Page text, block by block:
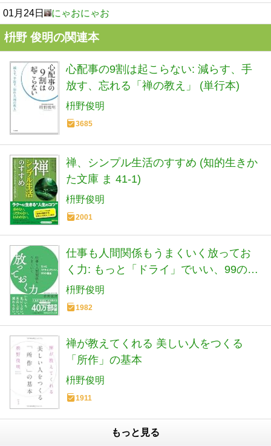
01月24日 にゃおにゃお
枡野 俊明の関連本
心配事の9割は起こらない: 減らす、手
放す、忘れる「禅の教え」 (単行本)
枡野俊明
3685
禅、シンプル生活のすすめ (知的生きか
た文庫 ま 41-1)
枡野俊明
2001
仕事も人間関係もうまくいく放ってお
く力: もっと「ドライ」でいい、99の理
由 (知的生きかた文庫 ま 41-10)
枡野俊明
1982
禅が教えてくれる 美しい人をつくる
「所作」の基本
枡野俊明
1911
もっと見る